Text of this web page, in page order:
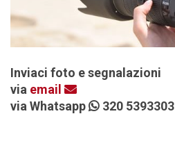
Inviaci foto e segnalazioni
via email
via Whatsapp
320 5393303